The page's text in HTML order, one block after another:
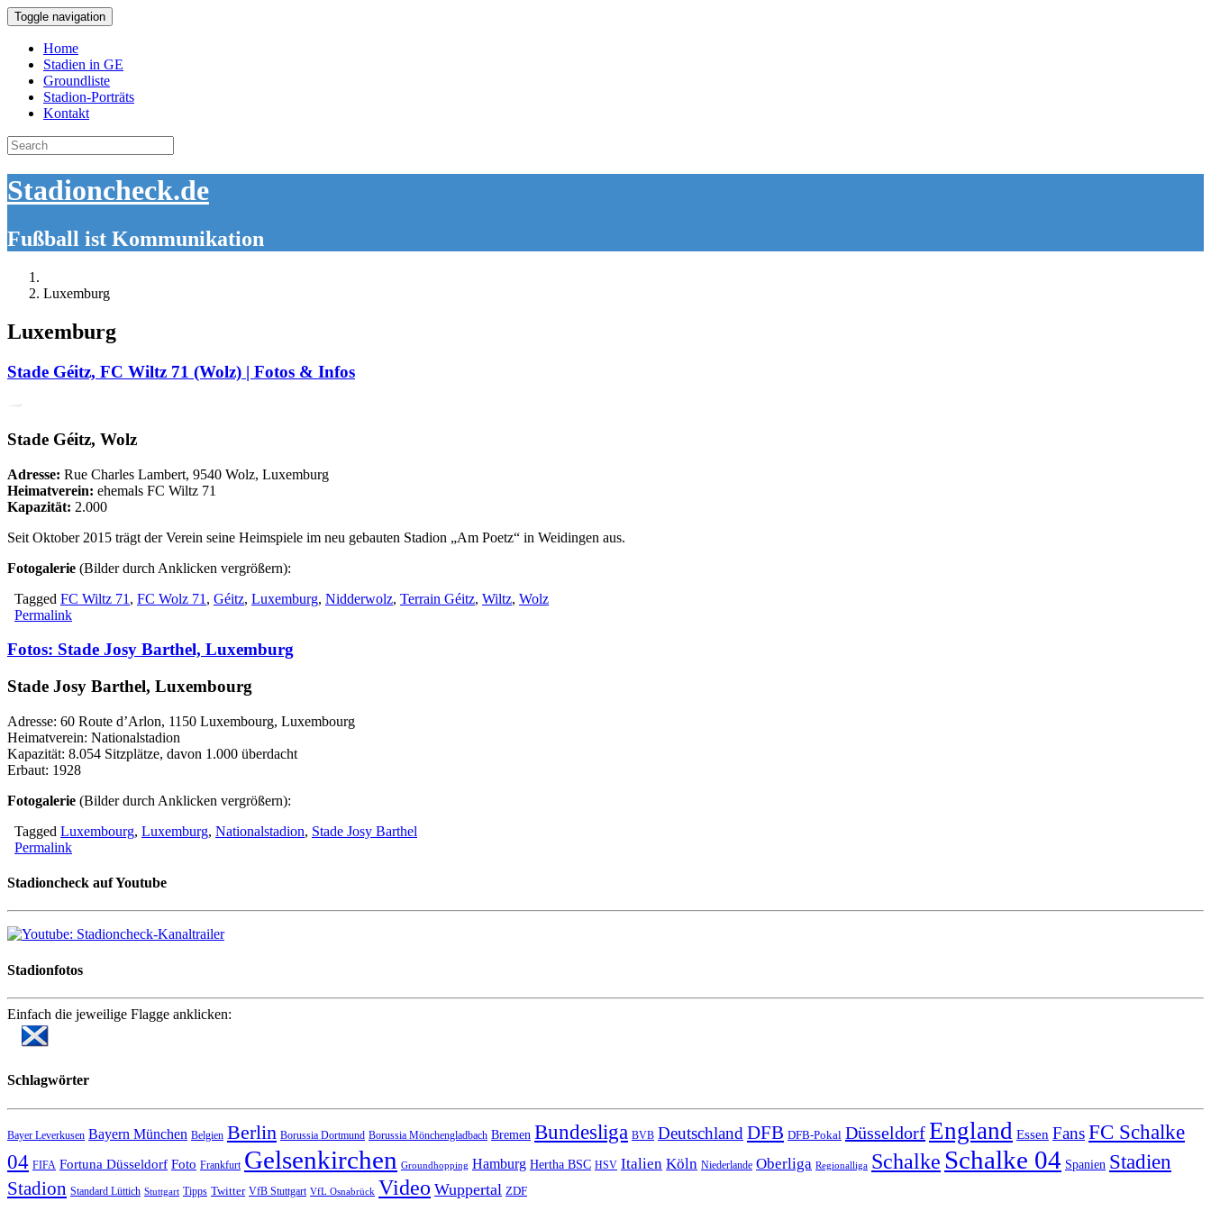
Toggle navigation
Home
Stadien in GE
Groundliste
Stadion-Porträts
Kontakt
Search
for:
Stadioncheck.de
Fußball ist Kommunikation
Luxemburg
Luxemburg
Stade Géitz, FC Wiltz 71 (Wolz) | Fotos & Infos
Stade Géitz, Wolz
Adresse: Rue Charles Lambert, 9540 Wolz, Luxemburg
Heimatverein: ehemals FC Wiltz 71
Kapazität: 2.000
Seit Oktober 2015 trägt der Verein seine Heimspiele im neu gebauten Stadion „Am Poetz“ in Weidingen aus.
Fotogalerie (Bilder durch Anklicken vergrößern):
Tagged FC Wiltz 71 , FC Wolz 71 , Géitz, Luxemburg, Nidderwolz, Terrain Géitz, Wiltz, Wolz
Permalink
Fotos: Stade Josy Barthel, Luxemburg
Stade Josy Barthel, Luxembourg
Adresse: 60 Route d’Arlon, 1150 Luxembourg, Luxembourg
Heimatverein: Nationalstadion
Kapazität: 8.054 Sitzplätze, davon 1.000 überdacht
Erbaut: 1928
Fotogalerie (Bilder durch Anklicken vergrößern):
Tagged Luxembourg, Luxemburg, Nationalstadion, Stade Josy Barthel
Permalink
Stadioncheck auf Youtube
Stadionfotos
Einfach die jeweilige Flagge anklicken:
Schlagwörter
Bayer Leverkusen Bayern München Belgien Berlin Borussia Dortmund Borussia Mönchengladbach Bremen Bundesliga BVB Deutschland DFB DFB-Pokal DüsseldorfEngland Essen FansFC Schalke
04 FIFA Fortuna Düsseldorf Foto Frankfurt Gelsenkirchen Groundhopping Hamburg Hertha BSC HSV Italien Köln Niederlande Oberliga Regionalliga Schalke Schalke 04 Spanien Stadien
Stadion Standard Lüttich Stuttgart Tipps Twitter VfB Stuttgart VfL Osnabrück Video Wuppertal ZDF